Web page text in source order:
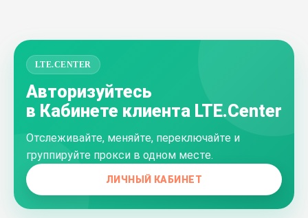
LTE.CENTER
Авторизуйтесь
в Кабинете клиента LTE.Center
Отслеживайте, меняйте, переключайте и
группируйте прокси в одном месте.
ЛИЧНЫЙ КАБИНЕТ